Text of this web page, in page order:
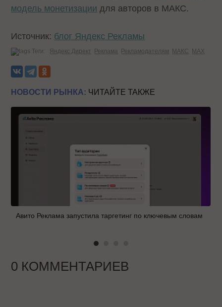
модель монетизации для авторов в МАКС.
Источник: блог Яндекс Рекламы
Теги: Яндекс Директ Реклама Рекламодателям МАКС MAX
НОВОСТИ РЫНКА: ЧИТАЙТЕ ТАКЖЕ
Авито Реклама запустила таргетинг по ключевым словам
0 КОММЕНТАРИЕВ